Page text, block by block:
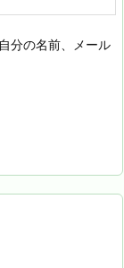
分の名前、メール